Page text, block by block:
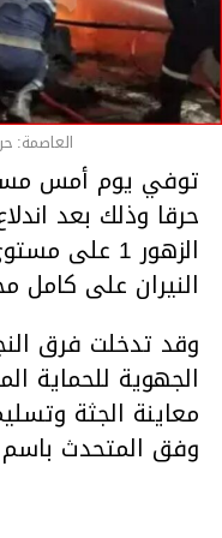
العاصمة:
حرقا وذلك بعد
الزهور 1
النيران على كامل
وقد تدخلت فرق
الجهوية للحماية
معاينة الجثة
وفق المتحدث باسم